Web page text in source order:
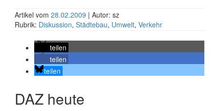
Artikel vom 28.02.2009 | Autor: sz
Rubrik: Diskussion, Städtebau, Umwelt, Verkehr
teilen
teilen
teilen
DAZ heute